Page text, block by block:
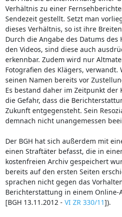
Verhältnis zu einer
Sendezeit gestellt. Setzt man
dieses Verhältnis, so ist ihre
Durch die Angabe des Datums
den Videos, sind diese auch
erkennbar. Zudem wird nur
Fotografien des Klägers,
seinen Namen bereits vor
Es bestand daher im Zeitpunkt
die Gefahr, dass die
Zukunft entgegensteht. Sein
demnach nicht unangemessen
Der BGH hat sich außerdem mit
einen Straftäter befasst, die in
kostenfreien Archiv gespeichert
bereits auf den ersten Seiten
sprachen nicht gegen das
Berichterstattung in einem Online-
[BGH 13.11.2012 - VI ZR 330/11]).